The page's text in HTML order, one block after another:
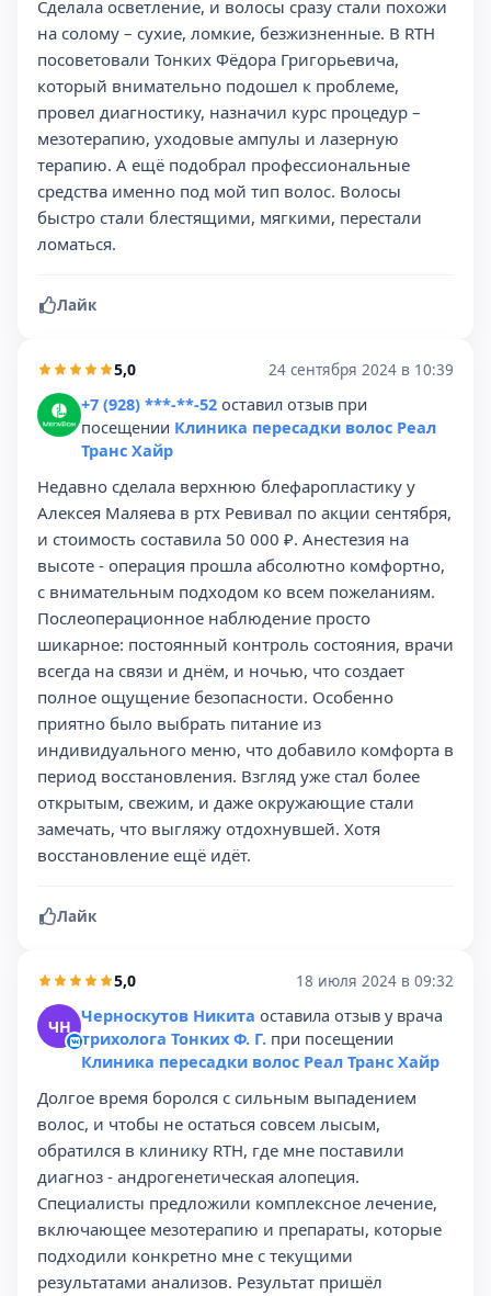
Сделала осветление, и волосы сразу стали похожи
на солому – сухие, ломкие, безжизненные. В RTH
посоветовали Тонких Фёдора Григорьевича,
который внимательно подошел к проблеме,
провел диагностику, назначил курс процедур –
мезотерапию, уходовые ампулы и лазерную
терапию. А ещё подобрал профессиональные
средства именно под мой тип волос. Волосы
быстро стали блестящими, мягкими, перестали
ломаться.
Лайк
5,0 24 сентября 2024 в 10:39
+7 (928) ***-**-52 оставил отзыв при
посещении Клиника пересадки волос Реал
Транс Хайр
Недавно сделала верхнюю блефаропластику у
Алексея Маляева в ртх Ревивал по акции сентября,
и стоимость составила 50 000 ₽. Анестезия на
высоте - операция прошла абсолютно комфортно,
с внимательным подходом ко всем пожеланиям.
Послеоперационное наблюдение просто
шикарное: постоянный контроль состояния, врачи
всегда на связи и днём, и ночью, что создает
полное ощущение безопасности. Особенно
приятно было выбрать питание из
индивидуального меню, что добавило комфорта в
период восстановления. Взгляд уже стал более
открытым, свежим, и даже окружающие стали
замечать, что выгляжу отдохнувшей. Хотя
восстановление ещё идёт.
Лайк
5,0 18 июля 2024 в 09:32
ЧН Черноскутов Никита оставила отзыв у врача
трихолога Тонких Ф. Г. при посещении
Клиника пересадки волос Реал Транс Хайр
Долгое время боролся с сильным выпадением
волос, и чтобы не остаться совсем лысым,
обратился в клинику RTH, где мне поставили
диагноз - андрогенетическая алопеция.
Специалисты предложили комплексное лечение,
включающее мезотерапию и препараты, которые
подходили конкретно мне с текущими
результатами анализов. Результат пришёл